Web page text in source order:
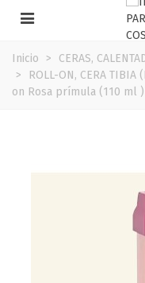
Inicio >
CERAS,
>
ROLL-ON, CERA TIBIA
on Rosa prímula (110 ml )